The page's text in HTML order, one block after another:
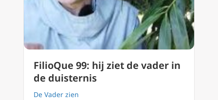
FilioQue 99: hij ziet de vader in
de duisternis
De Vader zien